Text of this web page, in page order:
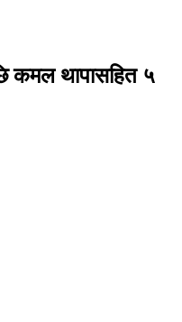
कमल थापासहित ५